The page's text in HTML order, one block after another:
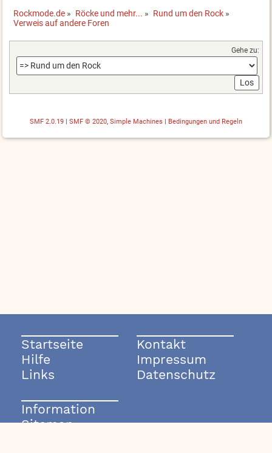
Rockmode.de » Röcke und mehr... » Rund um den Rock »
Verweis auf andere Foren
Gehe zu:
SMF 2.0.19 | SMF © 2020, Simple Machines | Bedingungen und Regeln
Startseite
Hilfe
Links
Kontakt
Impressum
Datenschutz
Information
Sitemap